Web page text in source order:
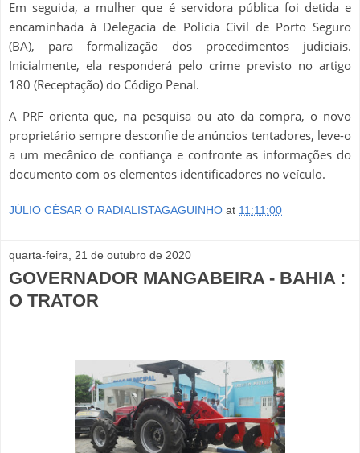
Em seguida, a mulher que é servidora pública foi detida e
encaminhada à Delegacia de Polícia Civil de Porto Seguro
(BA), para formalização dos procedimentos judiciais.
Inicialmente, ela responderá pelo crime previsto no artigo
180 (Receptação) do Código Penal.
A PRF orienta que, na pesquisa ou ato da compra, o novo
proprietário sempre desconfie de anúncios tentadores, leve-o
a um mecânico de confiança e confronte as informações do
documento com os elementos identificadores no veículo.
JÚLIO CÉSAR O RADIALISTAGAGUINHO at 11:11:00
quarta-feira, 21 de outubro de 2020
GOVERNADOR MANGABEIRA - BAHIA :
O TRATOR